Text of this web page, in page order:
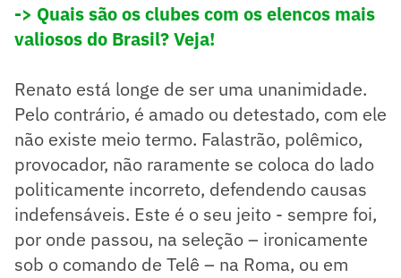
-> Quais são os clubes com os elencos mais
valiosos do Brasil? Veja!
Renato está longe de ser uma unanimidade.
Pelo contrário, é amado ou detestado, com ele
não existe meio termo. Falastrão, polêmico,
provocador, não raramente se coloca do lado
politicamente incorreto, defendendo causas
indefensáveis. Este é o seu jeito - sempre foi,
por onde passou, na seleção – ironicamente
sob o comando de Telê – na Roma, ou em